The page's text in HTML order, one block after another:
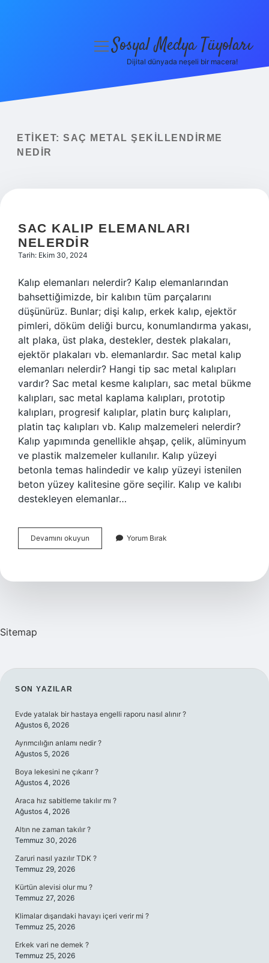
Yasal Uyarı
menüyüSosyal Medya Tüyoları
Dijital dünyada neşeli bir macera!
ETIKET: SAÇ METAL ŞEKILLENDIRME
NEDIR
SAC KALIP ELEMANLARI
NELERDIR
Tarih: Ekim 30, 2024
Kalıp elemanları nelerdir? Kalıp elemanlarından
bahsettiğimizde, bir kalıbın tüm parçalarını
düşünürüz. Bunlar; dişi kalıp, erkek kalıp, ejektör
pimleri, döküm deliği burcu, konumlandırma yakası,
alt plaka, üst plaka, destekler, destek plakaları,
ejektör plakaları vb. elemanlardır. Sac metal kalıp
elemanları nelerdir? Hangi tip sac metal kalıpları
vardır? Sac metal kesme kalıpları, sac metal bükme
kalıpları, sac metal kaplama kalıpları, prototip
kalıpları, progresif kalıplar, platin burç kalıpları,
platin taç kalıpları vb. Kalıp malzemeleri nelerdir?
Kalıp yapımında genellikle ahşap, çelik, alüminyum
ve plastik malzemeler kullanılır. Kalıp yüzeyi
betonla temas halindedir ve kalıp yüzeyi istenilen
beton yüzey kalitesine göre seçilir. Kalıp ve kalıbı
destekleyen elemanlar…
Devamını okuyun
Kalıp
Yorum Bırak
Sitemap
SIDEBAR
SON YAZILAR
Evde yatalak bir hastaya engelli raporu nasıl alınır ?
Ağustos 6, 2026
Ayrımcılığın anlamı nedir ?
Ağustos 5, 2026
Boya lekesini ne çıkarır ?
Ağustos 4, 2026
Araca hız sabitleme takılır mı ?
Ağustos 4, 2026
Altın ne zaman takılır ?
Temmuz 30, 2026
Zaruri nasıl yazılır TDK ?
Temmuz 29, 2026
Kürtün alevisi olur mu ?
Temmuz 27, 2026
Klimalar dışarıdaki havayı içeri verir mi ?
Temmuz 25, 2026
Erkek vari ne demek ?
Temmuz 25, 2026